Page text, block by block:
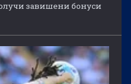
завишени бонуси